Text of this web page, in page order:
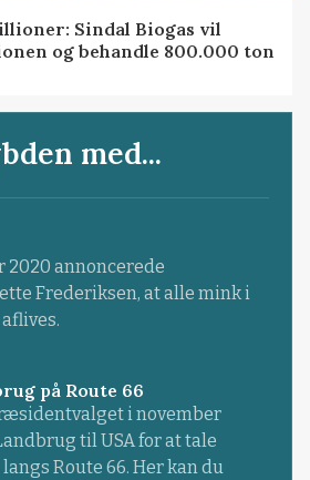
Sindal Biogas vil
og behandle 800.000 ton
med...
2020 annoncerede
Frederiksen, at alle mink i
på Route 66
i november
til USA for at tale
Route 66. Her kan du